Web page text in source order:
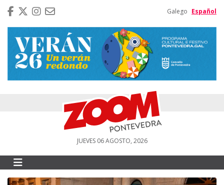
Galego Español
JUEVES 06 AGOSTO, 2026